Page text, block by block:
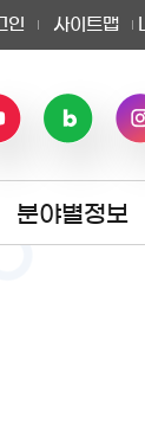
인 사이트맵
분야별정보